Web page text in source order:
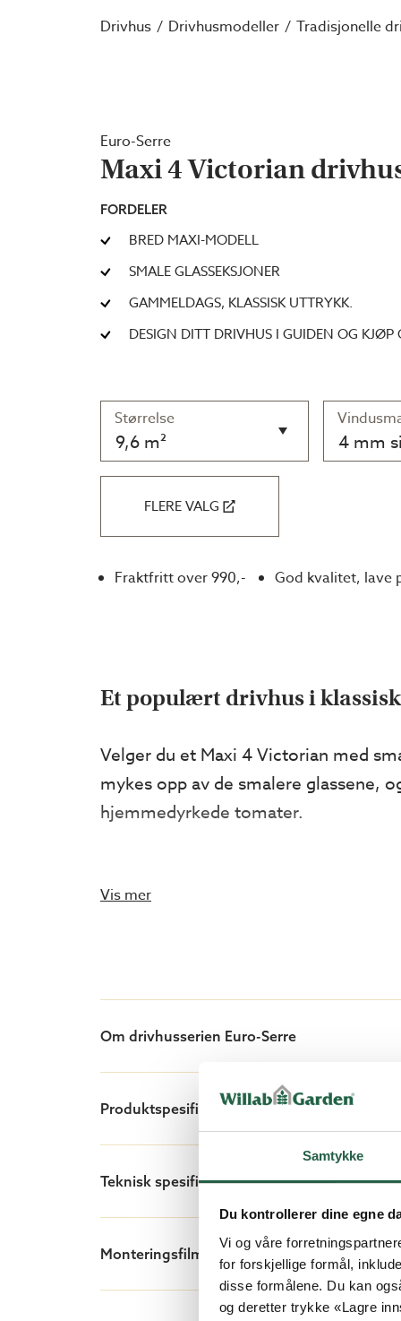
Samtykke
Du kontrollerer dine egne
Vi og våre
for forskjellige formål,
disse formålene. Du kan
og deretter trykke «Lagre
Drivhus Drivhusmodeller Tradisjonelle
Euro-Serre
Maxi 4 Victorian
FORDELER
BRED MAXI-MODELL
SMALE GLASSEKSJONER
GAMMELDAGS, KLASSISK UTTRYKK.
DESIGN DITT DRIVHUS I GUIDEN OG KJØP
Størrelse
9,6 m² 4 mm
FLERE VALG
Fraktfritt over 990,- God kvalitet, lave
Et populært drivhus i
Velger du et Maxi 4 Victorian med
mykes opp av de smalere glassene,
hjemmedyrkede tomater.
som Maxi i standardmodell har.
Vis mer
Om drivhusserien Euro-Serre
Produktspesifikasjon
Teknisk spesifikasjon
Monteringsfilmer drivhus